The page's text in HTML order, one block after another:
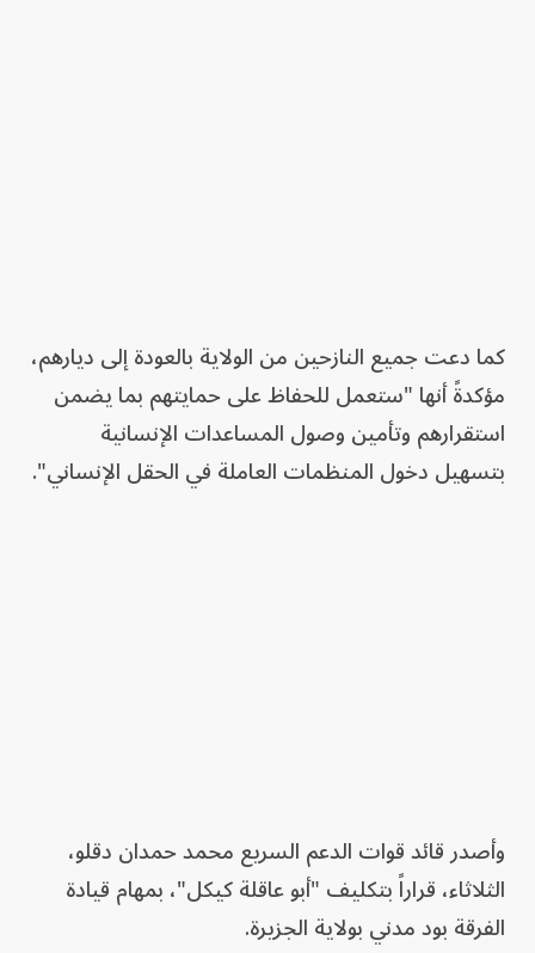
كما دعت جميع النازحين من الولاية بالعودة إلى ديارهم،
مؤكدةً أنها "ستعمل للحفاظ على حمايتهم بما يضمن
استقرارهم وتأمين وصول المساعدات الإنسانية
بتسهيل دخول المنظمات العاملة في الحقل الإنساني".
وأصدر قائد قوات الدعم السريع محمد حمدان دقلو،
الثلاثاء، قراراً بتكليف "أبو عاقلة كيكل"، بمهام قيادة
الفرقة بود مدني بولاية الجزيرة.